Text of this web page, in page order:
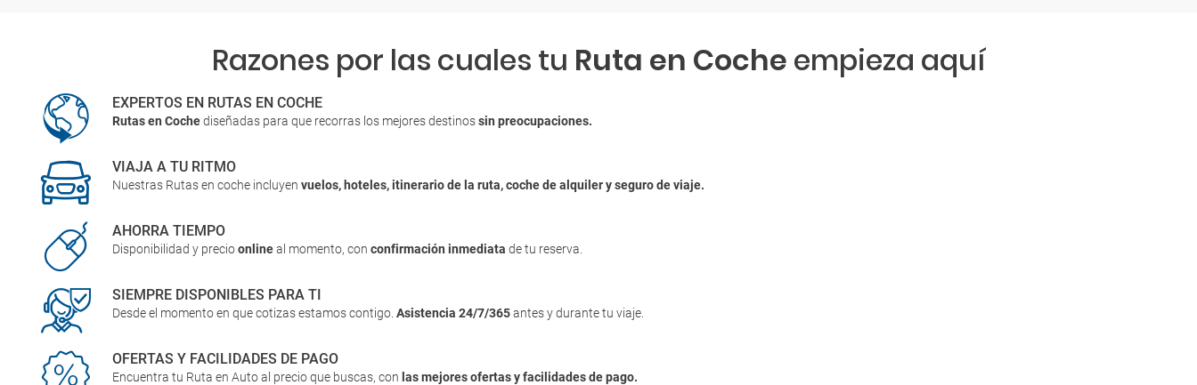
Razones por las cuales tu Ruta en Coche empieza aquí
EXPERTOS EN RUTAS EN COCHE
Rutas en Cochediseñadas para que recorras los mejores destinossin preocupaciones.
VIAJA A TU RITMO
Nuestras Rutas en coche incluyenvuelos, hoteles, itinerario de la ruta, coche de alquiler y seguro de viaje.
AHORRA TIEMPO
Disponibilidad y precioonlineal momento, conconfirmación inmediatade tu reserva.
SIEMPRE DISPONIBLES PARA TI
Desde el momento en que cotizas estamos contigo.Asistencia 24/7/365antes y durante tu viaje.
OFERTAS Y FACILIDADES DE PAGO
Encuentra tu Ruta en Auto al precio que buscas, con las mejores ofertas y facilidades de pago.